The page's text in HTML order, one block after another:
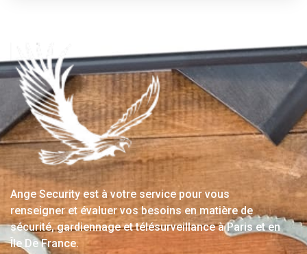
Ange Security est à votre service pour vous
renseigner et évaluer vos besoins en matière de
sécurité, gardiennage et télésurveillance à Paris et en
Île De France.